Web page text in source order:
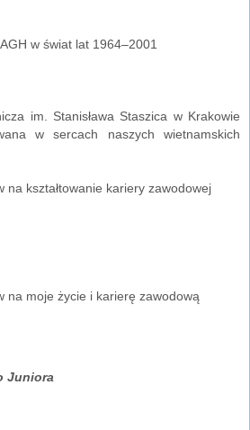
w świat lat 1964–2001
im. Stanisława Staszica w Krakowie
w sercach naszych wietnamskich
na kształtowanie kariery zawodowej
na moje życie i karierę zawodową
Juniora